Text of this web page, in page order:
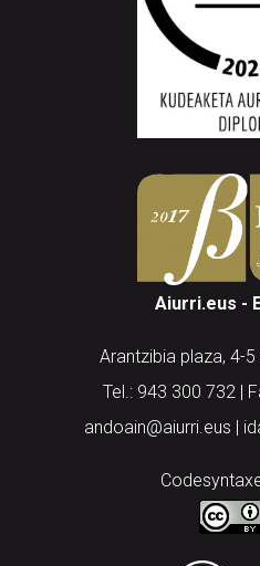
Aiurri.eus -
Arantzibia plaza, 4-5
Tel.: 943 300 732 |
andoain@aiurri.eus |